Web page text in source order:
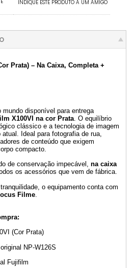
INDIQUE ESTE PRODUTO A UM AMIGO
Prata) – Na Caixa, Completa +
disponível para entrega
X100VI na cor Prata . O equilíbrio
clássico e a tecnologia de imagem
Ideal para fotografia de rua,
de conteúdo que exigem
compacto.
de conservação impecável, na caixa
os acessórios que vem de fábrica.
o equipamento conta com
Filme
(Cor Prata)
NP-W126S
Fujifilm